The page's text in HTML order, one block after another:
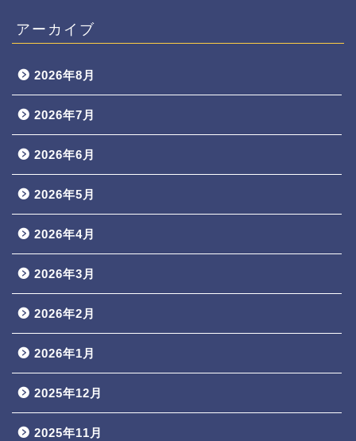
アーカイブ
2026年8月
2026年7月
2026年6月
2026年5月
2026年4月
2026年3月
2026年2月
2026年1月
2025年12月
2025年11月